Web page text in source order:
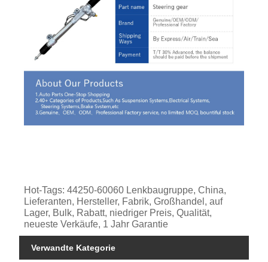
Hot-Tags: 44250-60060 Lenkbaugruppe, China,
Lieferanten, Hersteller, Fabrik, Großhandel, auf
Lager, Bulk, Rabatt, niedriger Preis, Qualität,
neueste Verkäufe, 1 Jahr Garantie
Verwandte Kategorie